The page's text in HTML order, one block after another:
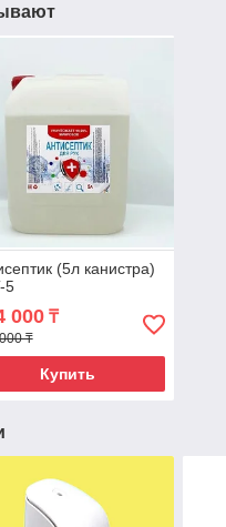
(5л канистра)
5
000₸
₸
Купить